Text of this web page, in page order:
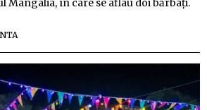
în care se aflau doi bărbați.